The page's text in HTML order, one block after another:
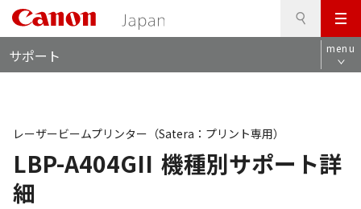
メ
ニ
ュ
サポート menu
LBP-A404GII 機種別サポート詳
細
レーザービームプリンター（Satera：プリント専用）